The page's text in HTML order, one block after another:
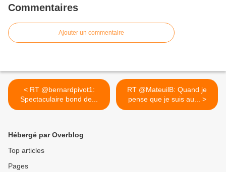
Commentaires
Ajouter un commentaire
< RT @bernardpivot1:
Spectaculaire bond de...
RT @MateuilB: Quand je
pense que je suis au... >
Hébergé par Overblog
Top articles
Pages